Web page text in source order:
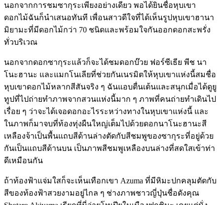
นอกจากการชมซากุระเพียงอย่างเดียว พอได้ยินชื่อหุบเขา
ดอกไม้ฉันก็นำเสนอทันที เพื่อนสาวดีใจที่ได้เห็นรูปหุบเขาฮานา
มิยามะที่มีดอกไม้กว่า 70 ชนิดและพร้อมใจกันออกดอกสะพรั่ง
ทั่วบริเวณ
นอกจากดอกซากุระแล้วก็จะได้ชมดอกบ๊วย ฟอร์ซีเธีย พีช นา
โนะฮานะ และแมกโนเลียที่ช่วยกันเนรมิตให้หุบเขาแห่งนี้สมชื่อ
หุบเขาดอกไม้หลากสีสันจริง ๆ ฉันแอบตื่นเต้นและสนุกเมื่อได้ดูยู
ทูปที่ไปถ่ายทำภาพจากสวนแห่งนี้มาก ๆ ภาพที่คนถ่ายทำเดินไป
เรื่อย ๆ ว่าจะได้เจอดอกอะไรระหว่างทางในหุบเขาแห่งนี้ และ
ในภาพก็มาจบที่ท้องทุ่งผืนใหญ่เต็มไปด้วยดอกนาโนะฮานะสี
เหลืองจ้าเป็นพื้นแถบสีด้านล่างตัดกับสีชมพูของซากุระที่อยู่ด้วย
กันเป็นแถบสีด้านบน เป็นภาพสีชมพูเหลืองบนล่างที่สดใสเข้าท่า
ดีเหมือนกัน
ถ้าท้องฟ้าแจ่มใสก็จะเห็นเทือกเขา Azuma ที่มีหิมะปกคลุมตัดกับ
สีของท้องฟ้าสวยงามอยู่ไกล ๆ ช่างภาพชาวญี่ปุ่นชื่อดังคุณ